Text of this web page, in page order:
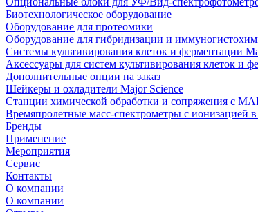
Биотехнологическое оборудование
Оборудование для протеомики
Оборудование для гибридизации и
Системы культивирования клеток и ферментации
Аксессуары для систем культивирования клеток и
Дополнительные опции на заказ
Шейкеры и охладители Major Science
Станции химической обработки и сопряжения с
Времяпролетные масс-спектрометры с ионизацией
Бренды
Применение
Мероприятия
Сервис
Контакты
О компании
О компании